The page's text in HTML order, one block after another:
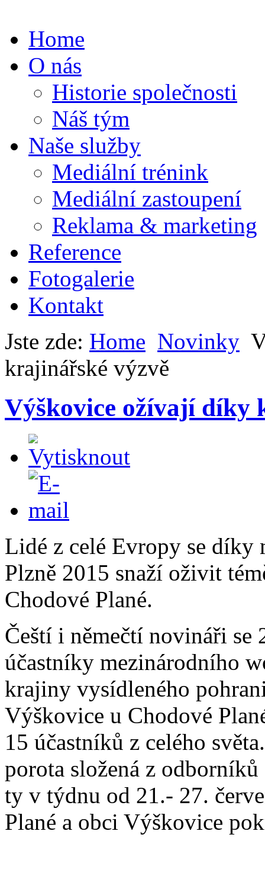
Home
O nás
Historie společnosti
Náš tým
Naše služby
Mediální trénink
Mediální zastoupení
Reklama & marketing
Reference
Fotogalerie
Kontakt
Jste zde: Home Novinky
krajinářské výzvě
Výškovice ožívají díky
Lidé z celé Evropy se díky
Plzně 2015 snaží oživit
Chodové Plané.
Čeští i němečtí novináři se
účastníky mezinárodního
krajiny vysídleného
Výškovice u Chodové
15 účastníků z celého
porota složená z
ty v týdnu od 21.- 27.
Plané a obci Výškovice